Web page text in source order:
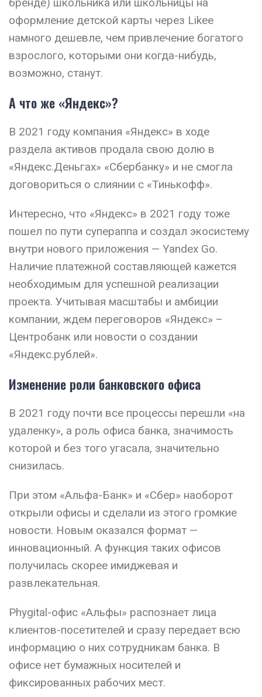
оформление детской карты через Likee
намного дешевле, чем привлечение богатого
взрослого, которыми они когда-нибудь,
возможно, станут.
А что же «Яндекс»?
В 2021 году компания «Яндекс» в ходе
раздела активов продала свою долю в
«Яндекс.Деньгах» «Сбербанку» и не смогла
договориться о слиянии с «Тинькофф».
Интересно, что «Яндекс» в 2021 году тоже
пошел по пути супераппа и создал экосистему
внутри нового приложения — Yandex Go.
Наличие платежной составляющей кажется
необходимым для успешной реализации
проекта. Учитывая масштабы и амбиции
компании, ждем переговоров «Яндекс» –
Центробанк или новости о создании
«Яндекс.рублей».
Изменение роли банковского офиса
В 2021 году почти все процессы перешли «на
удаленку», а роль офиса банка, значимость
которой и без того угасала, значительно
снизилась.
При этом «Альфа-Банк» и «Сбер» наоборот
открыли офисы и сделали из этого громкие
новости. Новым оказался формат —
инновационный. А функция таких офисов
получилась скорее имиджевая и
развлекательная.
Phygital-офис «Альфы» распознает лица
клиентов-посетителей и сразу передает всю
информацию о них сотрудникам банка. В
офисе нет бумажных носителей и
фиксированных рабочих мест.